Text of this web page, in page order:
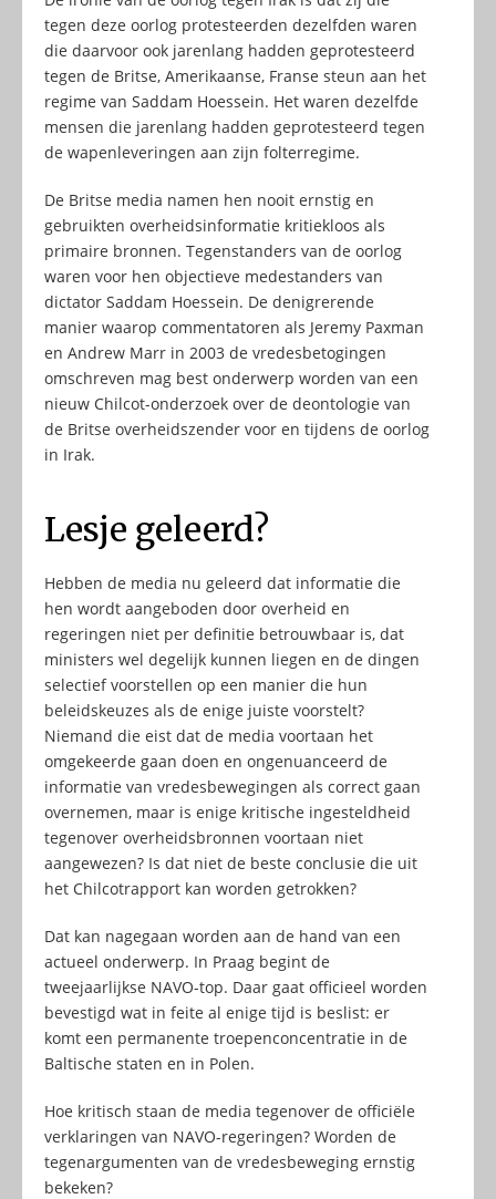
tegen deze oorlog protesteerden dezelfden waren
die daarvoor ook jarenlang hadden geprotesteerd
tegen de Britse, Amerikaanse, Franse steun aan het
regime van Saddam Hoessein. Het waren dezelfde
mensen die jarenlang hadden geprotesteerd tegen
de wapenleveringen aan zijn folterregime.
De Britse media namen hen nooit ernstig en
gebruikten overheidsinformatie kritiekloos als
primaire bronnen. Tegenstanders van de oorlog
waren voor hen objectieve medestanders van
dictator Saddam Hoessein. De denigrerende
manier waarop commentatoren als Jeremy Paxman
en Andrew Marr in 2003 de vredesbetogingen
omschreven mag best onderwerp worden van een
nieuw Chilcot-onderzoek over de deontologie van
de Britse overheidszender voor en tijdens de oorlog
in Irak.
Lesje geleerd?
Hebben de media nu geleerd dat informatie die
hen wordt aangeboden door overheid en
regeringen niet per definitie betrouwbaar is, dat
ministers wel degelijk kunnen liegen en de dingen
selectief voorstellen op een manier die hun
beleidskeuzes als de enige juiste voorstelt?
Niemand die eist dat de media voortaan het
omgekeerde gaan doen en ongenuanceerd de
informatie van vredesbewegingen als correct gaan
overnemen, maar is enige kritische ingesteldheid
tegenover overheidsbronnen voortaan niet
aangewezen? Is dat niet de beste conclusie die uit
het Chilcotrapport kan worden getrokken?
Dat kan nagegaan worden aan de hand van een
actueel onderwerp. In Praag begint de
tweejaarlijkse NAVO-top. Daar gaat officieel worden
bevestigd wat in feite al enige tijd is beslist: er
komt een permanente troepenconcentratie in de
Baltische staten en in Polen.
Hoe kritisch staan de media tegenover de officiële
verklaringen van NAVO-regeringen? Worden de
tegenargumenten van de vredesbeweging ernstig
bekeken?